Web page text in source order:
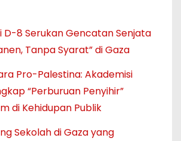
D-8 Serukan Gencatan Senjata
Tanpa Syarat” di Gaza
Pro-Palestina: Akademisi
“Perburuan Penyihir”
di Kehidupan Publik
Sekolah di Gaza yang